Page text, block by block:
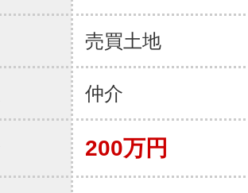
売買土地
仲介
200万円